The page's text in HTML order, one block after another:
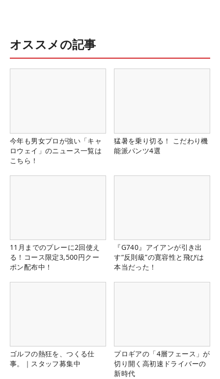
オススメの記事
今年も男女プロが強い「キャ
ロウェイ」のニュース一覧は
こちら！
猛暑を乗り切る！ こだわり機
能派パンツ4選
11月までのプレーに2回使え
る！コース限定3,500円クー
ポン配布中！
『G740』アイアンが引き出
す“反則級”の寛容性と飛びは
本当だった！
ゴルフの熱狂を、つくる仕
事。｜スタッフ募集中
プロギアの「4層フェース」が
切り開く高初速ドライバーの
新時代